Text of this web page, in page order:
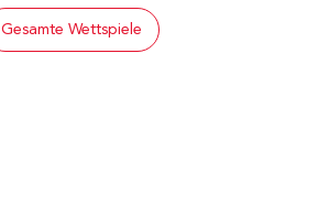
Gesamte Wettspiele